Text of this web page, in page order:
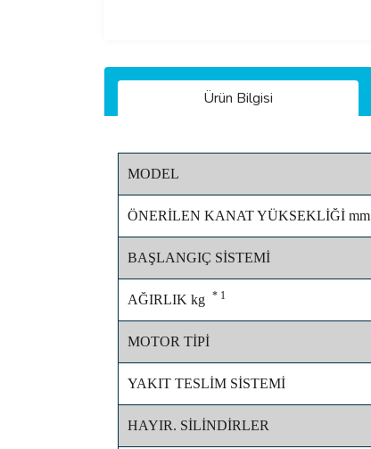
Ürün Bilgisi
MODEL
ÖNERİLEN KANAT YÜKSEKLİĞİ mm
BAŞLANGIÇ SİSTEMİ
AĞIRLIK kg * 1
MOTOR TİPİ
YAKIT TESLİM SİSTEMİ
HAYIR. SİLİNDİRLER